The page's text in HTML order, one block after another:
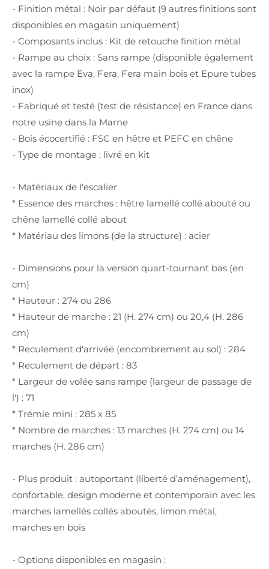
- Finition métal : Noir par défaut (9 autres finitions sont
disponibles en magasin uniquement)
- Composants inclus : Kit de retouche finition métal
- Rampe au choix : Sans rampe (disponible également
avec la rampe Eva, Fera, Fera main bois et Epure tubes
inox)
- Fabriqué et testé (test de résistance) en France dans
notre usine dans la Marne
- Bois écocertifié : FSC en hêtre et PEFC en chêne
- Type de montage : livré en kit
- Matériaux de l'escalier
* Essence des marches : hêtre lamellé collé abouté ou
chêne lamellé collé about
* Matériau des limons (de la structure) : acier
- Dimensions pour la version quart-tournant bas (en
cm)
* Hauteur : 274 ou 286
* Hauteur de marche : 21 (H. 274 cm) ou 20,4 (H. 286
cm)
* Reculement d'arrivée (encombrement au sol) : 284
* Reculement de départ : 83
* Largeur de volée sans rampe (largeur de passage de
l') : 71
* Trémie mini : 285 x 85
* Nombre de marches : 13 marches (H. 274 cm) ou 14
marches (H. 286 cm)
- Plus produit : autoportant (liberté d’aménagement),
confortable, design moderne et contemporain avec les
marches lamellés collés aboutés, limon métal,
marches en bois
- Options disponibles en magasin :